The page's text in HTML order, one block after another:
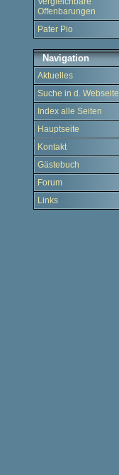
Offenbarungen
Pater Pio
Navigation
Aktuelles
Suche in d. Webseite
Index alle Seiten
Hauptseite
Kontakt
Gästebuch
Forum
Links